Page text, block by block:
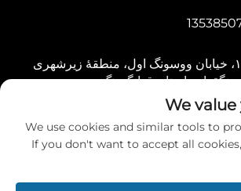
شمارهٔ ۱۱، خیابان ووسونگ اول، منطقهٔ زیرشهری
استان قوانگدونگ
خصوصی
We
We use cookies and similar tools to
If you don't want to accept all